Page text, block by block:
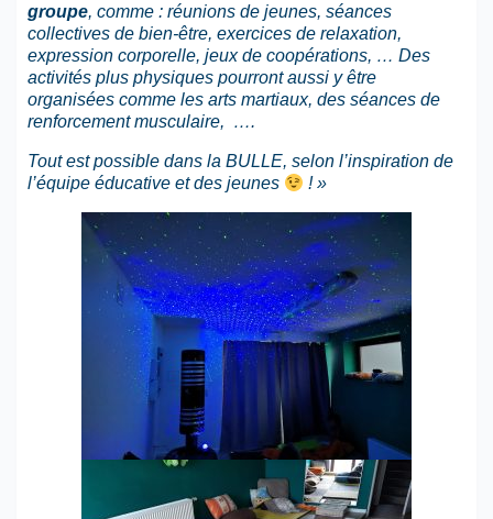
groupe, comme : réunions de jeunes, séances
collectives de bien-être, exercices de relaxation,
expression corporelle, jeux de coopérations, … Des
activités plus physiques pourront aussi y être
organisées comme les arts martiaux, des séances de
renforcement musculaire, ….
Tout est possible dans la BULLE, selon l’inspiration de
l’équipe éducative et des jeunes
! »